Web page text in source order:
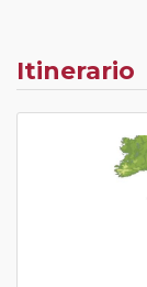
Itinerario